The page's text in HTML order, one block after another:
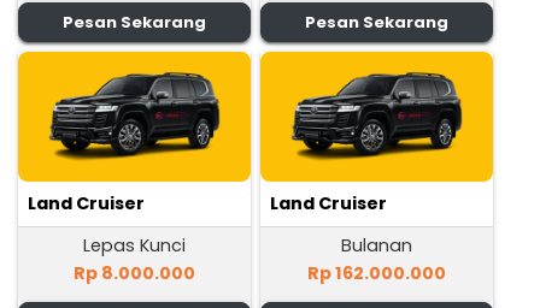
Pesan Sekarang Pesan Sekarang
Land Cruiser
Lepas Kunci
Rp 8.000.000
Land Cruiser
Bulanan
Rp 162.000.000